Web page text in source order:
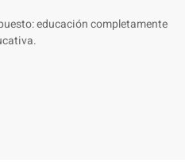
educación completamente